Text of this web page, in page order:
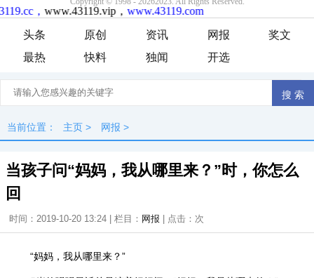
头条 原创 资讯 网报
奖文
最热
快料 独闻 开选
当前位置： 主页 > 网报 >
当孩子问“妈妈，我从哪里来？”时，你怎么
回
时间：2019-10-20 13:24 | 栏目： 网报 | 点击： 次
“妈妈，我从哪里来？”